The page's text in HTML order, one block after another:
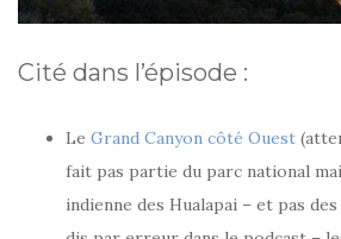
Cité dans l’épisode :
Le Grand Canyon côté Ouest
fait pas partie du parc national
indienne des Hualapai – et pas